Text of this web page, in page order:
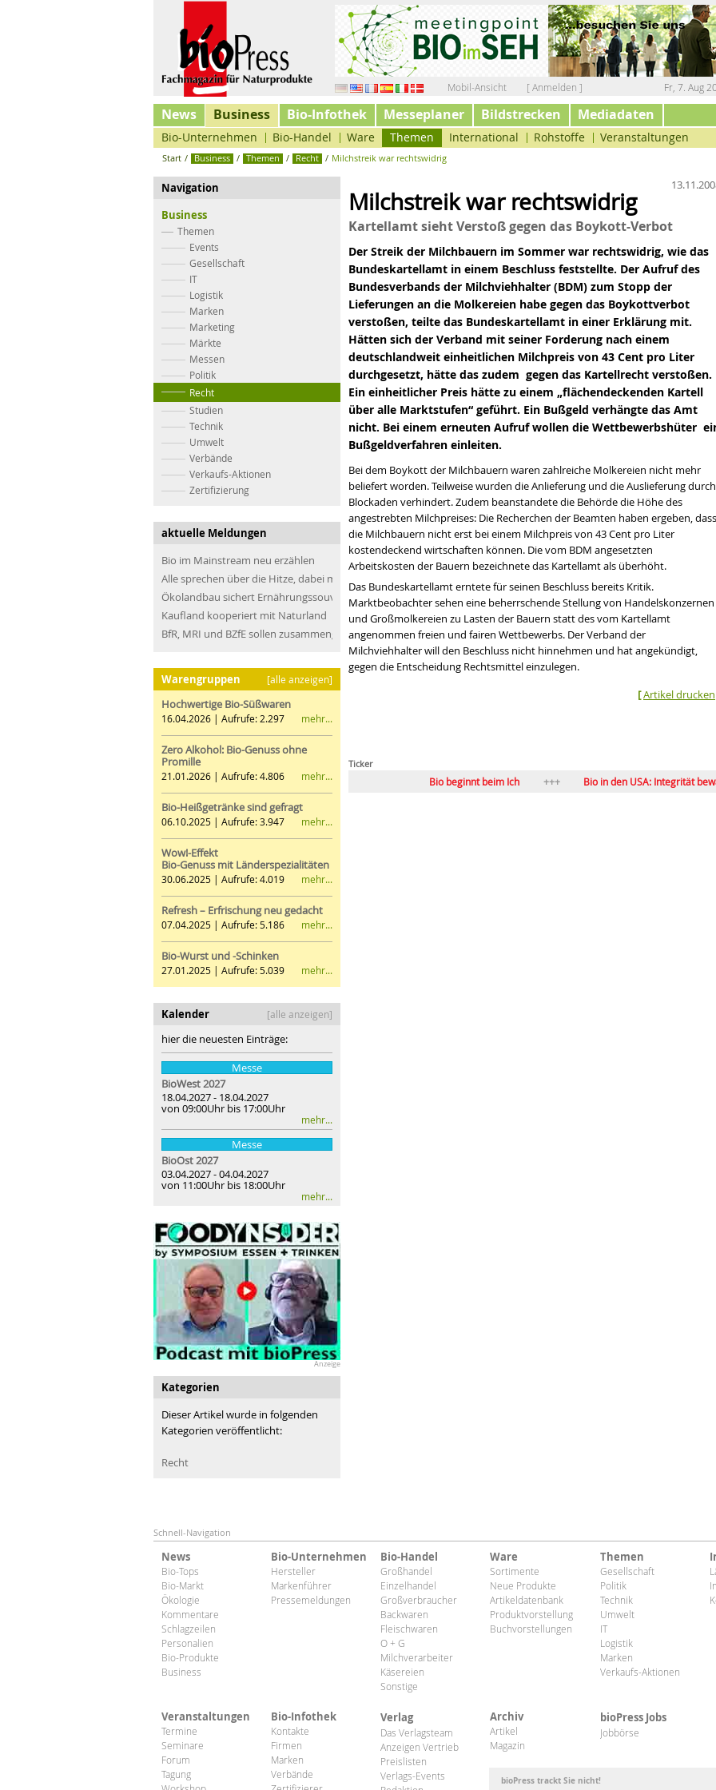
Mobil-Ansicht [ Anmelden ] Fr, 7. Aug
News Business
Bio-Unternehmen Bio-Handel Ware Themen International Rohstoffe Veranstaltungen
Bio-Infothek Messeplaner Bildstrecken Mediadaten
Start / Business / Themen / Recht / Milchstreik war rechtswidrig
Navigation
Business
Themen
Events
Gesellschaft
IT
Logistik
Marken
Marketing
Märkte
Messen
Politik
Recht
Studien
Technik
Umwelt
Verbände
Verkaufs-Aktionen
Zertifizierung
aktuelle Meldungen
Bio im Mainstream neu erzählen
Alle sprechen über die Hitze, dabei müssen wir über die Dürre sprechen
Ökolandbau sichert Ernährungssouveränität
Kaufland kooperiert mit Naturland
BfR, MRI und BZfE sollen zusammengeführt werden
Warengruppen [alle anzeigen]
Hochwertige Bio-Süßwaren
16.04.2026 | Aufrufe: 2.297 mehr...
Zero Alkohol: Bio-Genuss ohne
Promille
21.01.2026 | Aufrufe: 4.806 mehr...
Bio-Heißgetränke sind gefragt
06.10.2025 | Aufrufe: 3.947 mehr...
Wow!-Effekt
Bio-Genuss mit Länderspezialitäten
30.06.2025 | Aufrufe: 4.019 mehr...
Refresh – Erfrischung neu gedacht
07.04.2025 | Aufrufe: 5.186 mehr...
Bio-Wurst und -Schinken
27.01.2025 | Aufrufe: 5.039 mehr...
Kalender [alle anzeigen]
hier die neuesten Einträge:
Messe
BioWest 2027
18.04.2027 - 18.04.2027
von 09:00Uhr bis 17:00Uhr
mehr...
Messe
BioOst2027
03.04.2027 - 04.04.2027
von 11:00Uhr bis 18:00Uhr
mehr...
Anzeige
Kategorien
Dieser Artikel wurde in folgenden
Kategorien veröffentlicht:
Recht
Milchstreik war rechtswidrig
Kartellamt sieht Verstoß gegen das Boykott-Verbot
Der Streik der Milchbauern im Sommer war rechtswidrig, wie das
Bundeskartellamt in einem Beschluss feststellte. Der Aufruf des
Bundesverbands der Milchviehhalter (BDM) zum Stopp der
Lieferungen an die Molkereien habe gegen das Boykottverbot
verstoßen, teilte das Bundeskartellamt in einer Erklärung mit.
Hätten sich der Verband mit seiner Forderung nach einem
deutschlandweit einheitlichen Milchpreis von 43 Cent pro Liter
durchgesetzt, hätte das zudem gegen das Kartellrecht verstoßen.
Ein einheitlicher Preis hätte zu einem „flächendeckenden Kartell
über alle Marktstufen“ geführt. Ein Bußgeld verhängte das Amt
nicht. Bei einem erneuten Aufruf wollen die Wettbewerbshüter
Bußgeldverfahren einleiten.
Bei dem Boykott der Milchbauern waren zahlreiche Molkereien nicht mehr
beliefert worden. Teilweise wurden die Anlieferung und die Auslieferung durch
Blockaden verhindert. Zudem beanstandete die Behörde die Höhe des
angestrebten Milchpreises: Die Recherchen der Beamten haben ergeben, dass
die Milchbauern nicht erst bei einem Milchpreis von 43 Cent pro Liter
kostendeckend wirtschaften können. Die vom BDM angesetzten
Arbeitskosten der Bauern bezeichnete das Kartellamt als überhöht.
Das Bundeskartellamt erntete für seinen Beschluss bereits Kritik.
Marktbeobachter sehen eine beherrschende Stellung von Handelskonzernen
und Großmolkereien zu Lasten der Bauern statt des vom Kartellamt
angenommen freien und fairen Wettbewerbs. Der Verband der
Milchviehhalter will den Beschluss nicht hinnehmen und hat angekündigt,
gegen die Entscheidung Rechtsmittel einzulegen.
[Artikel drucken
Ticker
Bio beginnt beim Ich Bio in den USA: Integrität bewahren
Biofach
Schnell-Navigation
News
Bio-Tops
Bio-Markt
Ökologie
Kommentare
Schlagzeilen
Personalien
Bio-Produkte
Business
Bio-Unternehmen
Hersteller
Markenführer
Pressemeldungen
Bio-Handel
Großhandel
Einzelhandel
Großverbraucher
Backwaren
Fleischwaren
O + G
Milchverarbeiter
Käsereien
Sonstige
Ware
Sortimente
Neue Produkte
Artikeldatenbank
Produktvorstellung
Buchvorstellungen
Themen
Gesellschaft
Politik
Technik
Umwelt
IT
Logistik
Marken
Verkaufs-Aktionen
Veranstaltungen
Termine
Seminare
Forum
Tagung
Bio-Infothek
Kontakte
Firmen
Marken
Verbände
Verlag
Das Verlagsteam
Anzeigen Vertrieb
Preislisten
Verlags-Events
Archiv
Artikel
Magazin
bioPress Jobs
Jobbörse
bioPress trackt Sie nicht!